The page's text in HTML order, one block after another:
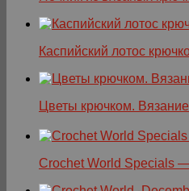
Каспийский лотос
Цветы крючком.
Crochet World Specials